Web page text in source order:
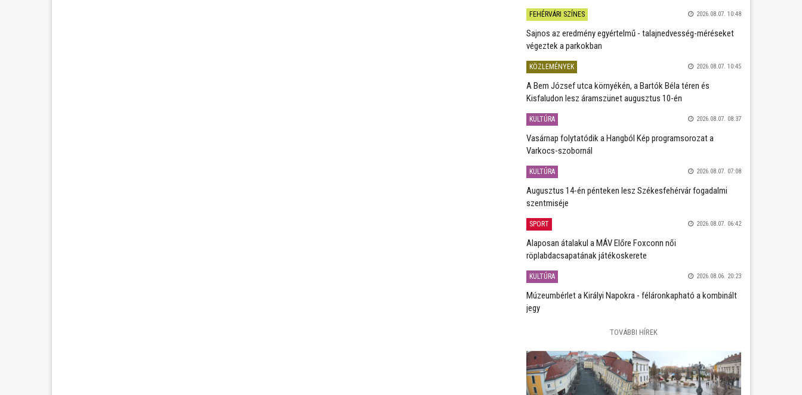
FEHÉRVÁRI SZÍNES 2026.08.07. 10:48
Sajnos az eredmény egyértelmű - talajnedvesség-méréseket
végeztek a parkokban
KÖZLEMÉNYEK 2026.08.07. 10:45
A Bem József utca környékén, a Bartók Béla téren és
Kisfaludon lesz áramszünet augusztus 10-én
KULTÚRA 2026.08.07. 08:37
Vasárnap folytatódik a Hangból Kép programsorozat a
Varkocs-szobornál
KULTÚRA 2026.08.07. 07:08
Augusztus 14-én pénteken lesz Székesfehérvár fogadalmi
szentmiséje
SPORT 2026.08.07. 06:42
Alaposan átalakul a MÁV Előre Foxconn női
röplabdacsapatának játékoskerete
KULTÚRA 2026.08.06. 20:23
Múzeumbérlet a Királyi Napokra - féláronkapható a kombinált
jegy
TOVÁBBI HÍREK